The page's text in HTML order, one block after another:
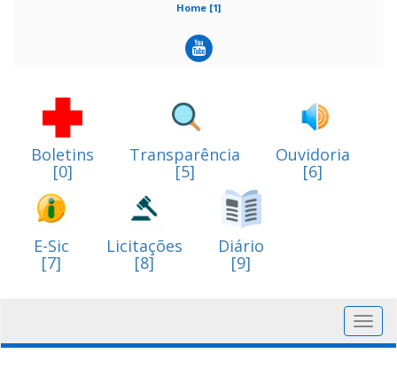
Home [1]
Boletins
[0]
Transparência
[5]
Ouvidoria
[6]
E-Sic
[7]
Licitações
[8]
Diário
[9]